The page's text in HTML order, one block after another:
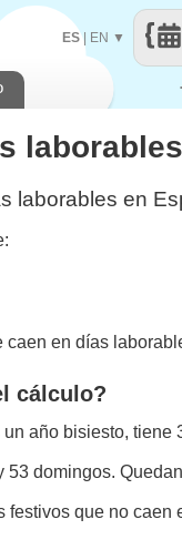
ES| EN ▼
laborables en
caen en días
cálculo?
año bisiesto, tiene
53 domingos. Quedan
festivos que no caen